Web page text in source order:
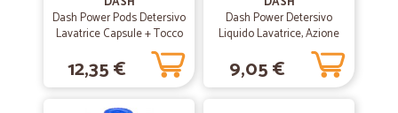
03/06/2020
—Luca V.
OTTIMO SEVIZIO
OTTIMO SEVIZIO! TEMPISTICA RISPETTATA!
Dash Power Pods Detersivo
Lavatrice Capsule + Tocco
Lenor Oro e Fiori di
Vaniglia, 19 Lavaggi 440,8g
12,35 €
Dash Power Detersivo
Liquido Lavatrice, Azione
Extra-Smacchiante, 20
Lavaggi 900 ml
9,05 €